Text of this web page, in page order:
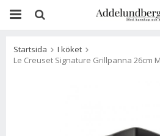
Startsida
I köket
Le Creuset Signature Grillpanna 26cm